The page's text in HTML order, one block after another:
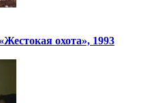
охота», 1993